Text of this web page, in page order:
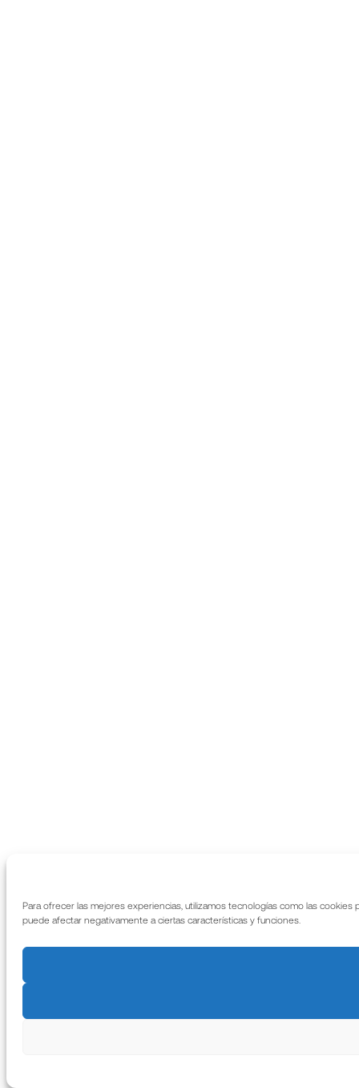
Para ofrecer las mejores experiencias, utilizamos tecnologías como las
puede afectar negativamente a ciertas características y funciones.